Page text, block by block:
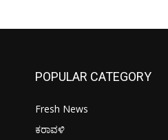
POPULAR CATEGORY
Fresh News
ಕರಾವಳಿ